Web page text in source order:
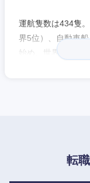
運航隻数は434隻
界5位）、自動車
始め、世界トップ
転